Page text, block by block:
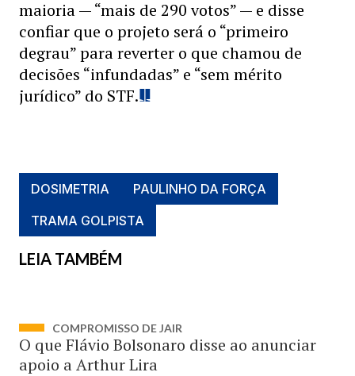
maioria — “mais de 290 votos” — e disse
confiar que o projeto será o “primeiro
degrau” para reverter o que chamou de
decisões “infundadas” e “sem mérito
jurídico” do STF.
DOSIMETRIA
PAULINHO DA FORÇA
TRAMA GOLPISTA
LEIA TAMBÉM
COMPROMISSO DE JAIR
O que Flávio Bolsonaro disse ao anunciar
apoio a Arthur Lira